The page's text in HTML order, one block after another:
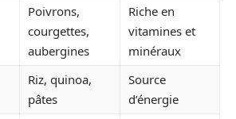
Poivrons,
courgettes,
aubergines
Riche en
vitamines et
minéraux
Riz, quinoa,
pâtes
Source
d’énergie